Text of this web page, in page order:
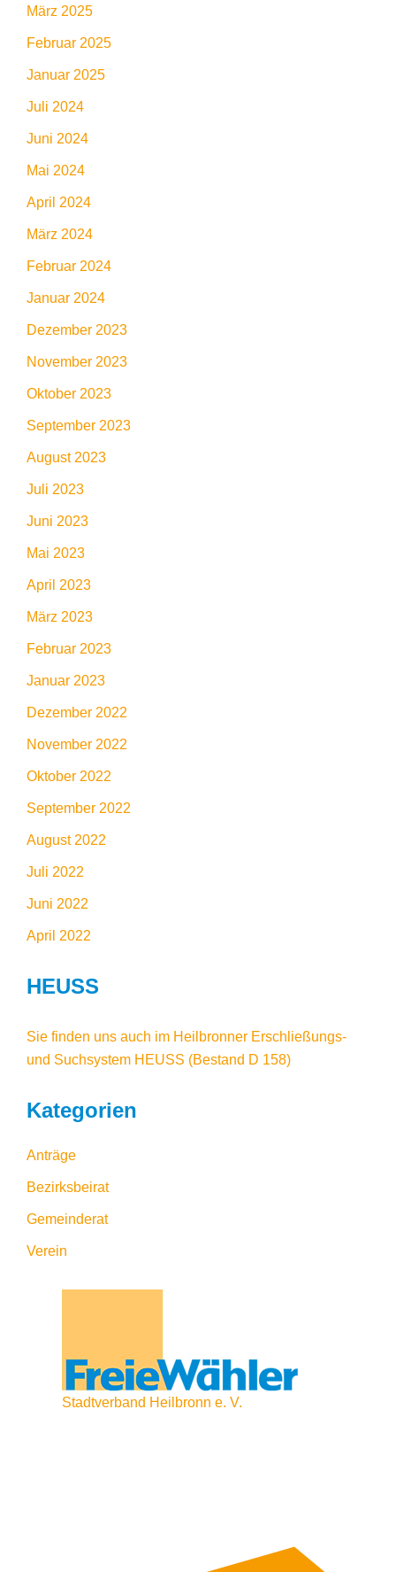
März 2025
Februar 2025
Januar 2025
Juli 2024
Juni 2024
Mai 2024
April 2024
März 2024
Februar 2024
Januar 2024
Dezember 2023
November 2023
Oktober 2023
September 2023
August 2023
Juli 2023
Juni 2023
Mai 2023
April 2023
März 2023
Februar 2023
Januar 2023
Dezember 2022
November 2022
Oktober 2022
September 2022
August 2022
Juli 2022
Juni 2022
April 2022
HEUSS
Sie finden uns auch im Heilbronner Erschließungs-
und Suchsystem HEUSS (Bestand D 158)
Kategorien
Anträge
Bezirksbeirat
Gemeinderat
Verein
Stadtverband Heilbronn e. V.